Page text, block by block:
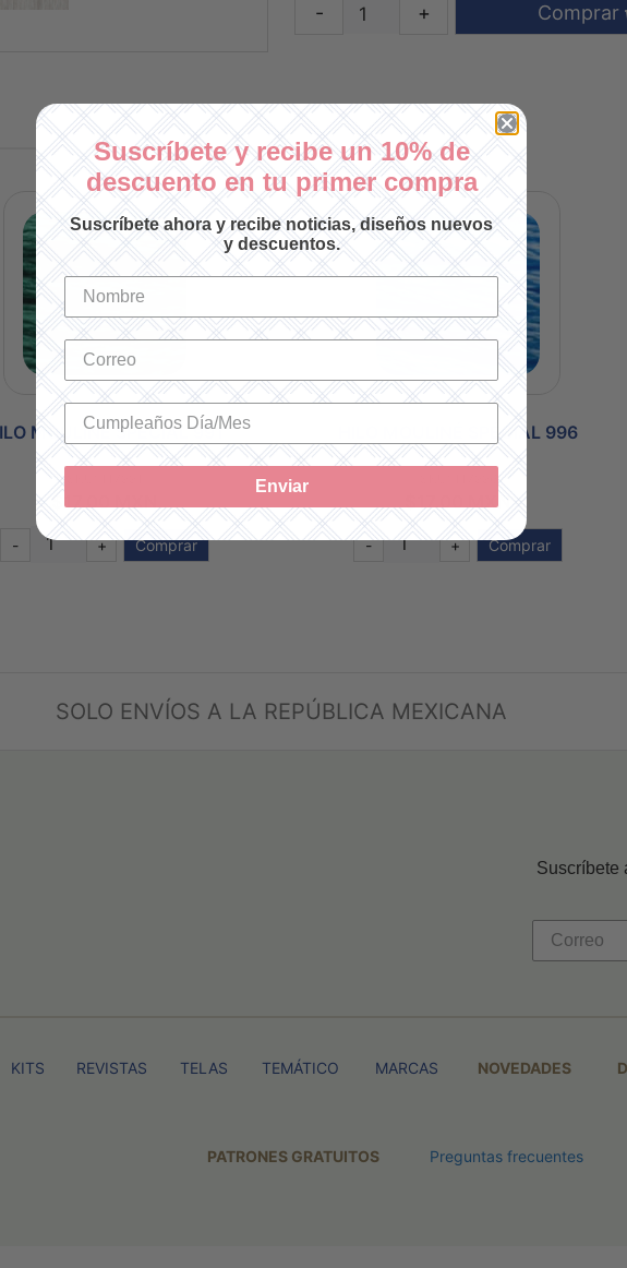
- + Comprar
MOULINÉ SPÉCIAL 991
$17.00 MXN
- + Comprar
HILO MOULINÉ SPÉCIAL 996
$17.00 MXN
- + Comprar
SOLO ENVÍOS A LA REPÚBLICA MEXICANA
Suscríbete
KITS REVISTAS TELAS TEMÁTICO MARCAS NOVEDADES
PATRONES GRATUITOS Preguntas frecuentes
Suscríbete y recibe un 10% de
descuento en tu primer compra
Suscríbete ahora y recibe noticias, diseños nuevos
y descuentos.
Enviar